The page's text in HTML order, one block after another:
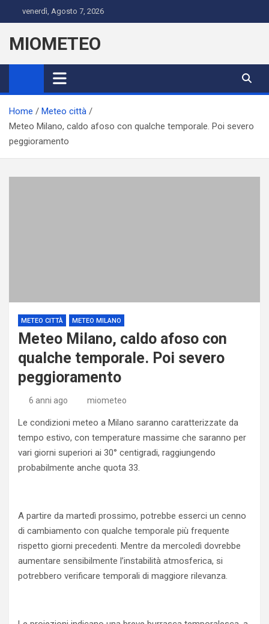
to
content
venerdì, Agosto 7, 2026
MIOMETEO
Home
Meteo città
Meteo Milano, caldo afoso con qualche temporale. Poi severo
peggioramento
METEO CITTÀ METEO MILANO
Meteo Milano, caldo afoso con
qualche temporale. Poi severo
peggioramento
6 anni ago miometeo
Le condizioni meteo a Milano saranno caratterizzate da
tempo estivo, con temperature massime che saranno per
vari giorni superiori ai 30° centigradi, raggiungendo
probabilmente anche quota 33.
A partire da martedì prossimo, potrebbe esserci un cenno
di cambiamento con qualche temporale più frequente
rispetto giorni precedenti. Mentre da mercoledì dovrebbe
aumentare sensibilmente l’instabilità atmosferica, si
potrebbero verificare temporali di maggiore rilevanza.